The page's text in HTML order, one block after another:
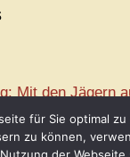
Mit den Jägern
für Sie optimal
zu können,